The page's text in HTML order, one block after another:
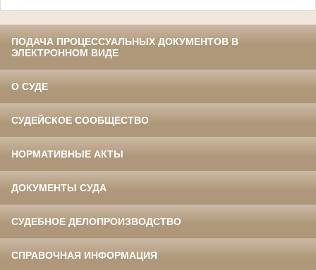
ПОДАЧА ПРОЦЕССУАЛЬНЫХ ДОКУМЕНТОВ В
ЭЛЕКТРОННОМ ВИДЕ
О СУДЕ
СУДЕЙСКОЕ СООБЩЕСТВО
НОРМАТИВНЫЕ АКТЫ
ДОКУМЕНТЫ СУДА
СУДЕБНОЕ ДЕЛОПРОИЗВОДСТВО
СПРАВОЧНАЯ ИНФОРМАЦИЯ